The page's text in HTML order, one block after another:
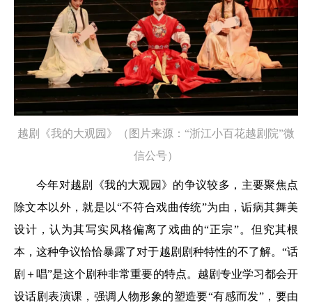
越剧《我的大观园》（图片来源：“浙江小百花越剧院”微
信公号）
今年对越剧《我的大观园》的争议较多，主要聚焦点
除文本以外，就是以“不符合戏曲传统”为由，诟病其舞美
设计，认为其写实风格偏离了戏曲的“正宗”。但究其根
本，这种争议恰恰暴露了对于越剧剧种特性的不了解。“话
剧＋唱”是这个剧种非常重要的特点。越剧专业学习都会开
设话剧表演课，强调人物形象的塑造要“有感而发”，要由